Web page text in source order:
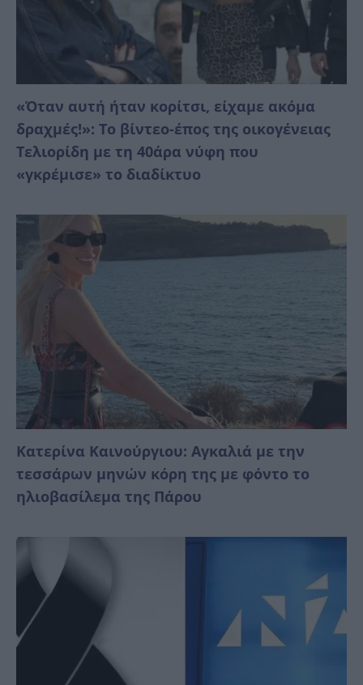
«Όταν αυτή ήταν κορίτσι, είχαμε ακόμα
δραχμές!»: Το βίντεο-έπος της οικογένειας
Τελιορίδη με τη 40άρα νύφη που
«γκρέμισε» το διαδίκτυο
Κατερίνα Καινούργιου: Αγκαλιά με την
τεσσάρων μηνών κόρη της με φόντο το
ηλιοβασίλεμα της Πάρου